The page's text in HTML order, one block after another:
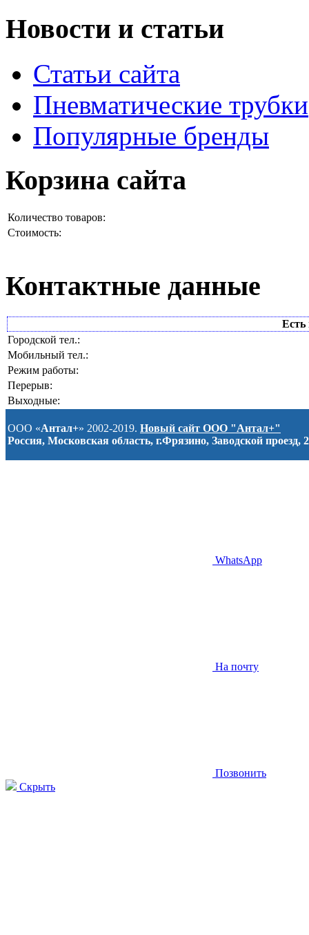
Новости и статьи
Статьи сайта
Пневматические трубки
Популярные бренды
Корзина сайта
Количество товаров:
Стоимость:
Контактные данные
Есть
Городской тел.:
Мобильный тел.:
Режим работы:
Перерыв:
Выходные:
ООО «Антал+» 2002-2019. Новый сайт ООО "Антал+"
Россия, Московская область, г.Фрязино, Заводской проезд, 2
WhatsApp
На почту
Позвонить
Скрыть